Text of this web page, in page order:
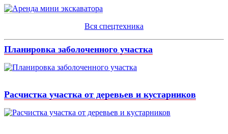
Вся спецтехника
Планировка заболоченного участка
Расчистка участка от деревьев и кустарников